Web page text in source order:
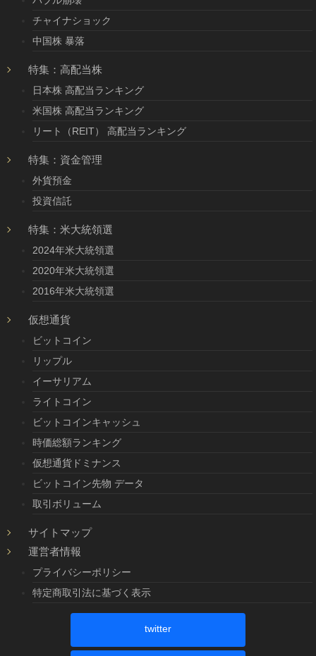
チャイナショック
中国株 暴落
特集：高配当株
日本株 高配当ランキング
米国株 高配当ランキング
リート（REIT） 高配当ランキング
特集：資金管理
外貨預金
投資信託
特集：米大統領選
2024年米大統領選
2020年米大統領選
2016年米大統領選
仮想通貨
ビットコイン
リップル
イーサリアム
ライトコイン
ビットコインキャッシュ
時価総額ランキング
仮想通貨ドミナンス
ビットコイン先物 データ
取引ボリューム
サイトマップ
運営者情報
プライバシーポリシー
特定商取引法に基づく表示
twitter